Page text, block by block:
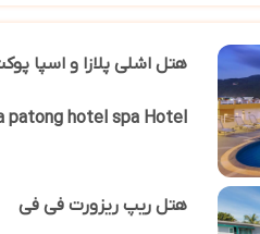
هتل اشلی پلازا و اسپا
patong hotel spa Hotel
هتل ریپ ریزورت فی فی